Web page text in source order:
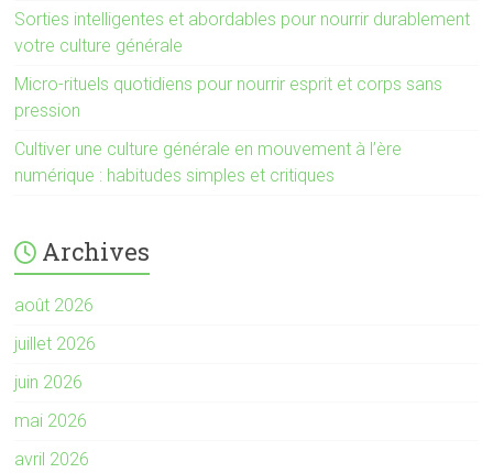
Sorties intelligentes et abordables pour nourrir durablement
votre culture générale
Micro-rituels quotidiens pour nourrir esprit et corps sans
pression
Cultiver une culture générale en mouvement à l’ère
numérique : habitudes simples et critiques
Archives
août 2026
juillet 2026
juin 2026
mai 2026
avril 2026